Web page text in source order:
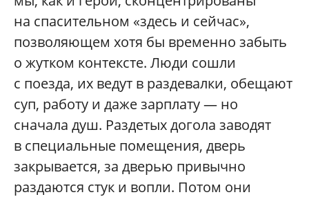
на спасительном «здесь и сейчас»,
позволяющем хотя бы временно забыть
о жутком контексте. Люди сошли
с поезда, их ведут в раздевалки, обещают
суп, работу и даже зарплату — но
сначала душ. Раздетых догола заводят
в специальные помещения, дверь
закрывается, за дверью привычно
раздаются стук и вопли. Потом они